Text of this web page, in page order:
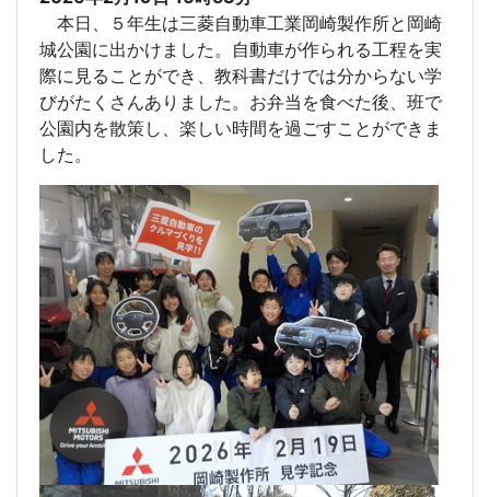
本日、５年生は三菱自動車工業岡崎製作所と岡崎
城公園に出かけました。自動車が作られる工程を実
際に見ることができ、教科書だけでは分からない学
びがたくさんありました。お弁当を食べた後、班で
公園内を散策し、楽しい時間を過ごすことができま
した。